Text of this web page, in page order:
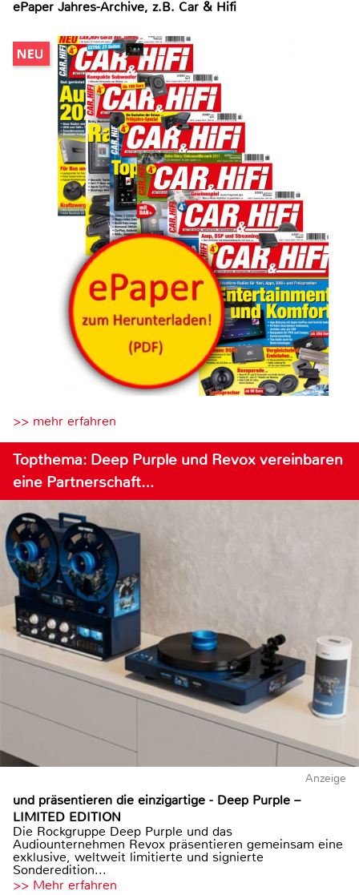
ePaper Jahres-Archive, z.B. Car & Hifi
>> mehr erfahren
Topthema: Deep Purple und Revox vereinbaren
eine Partnerschaft…
Anzeige
und präsentieren die einzigartige - Deep Purple –
LIMITED EDITION
Die Rockgruppe Deep Purple und das
Audiounternehmen Revox präsentieren gemeinsam eine
exklusive, weltweit limitierte und signierte
Sonderedition...
>> Mehr erfahren